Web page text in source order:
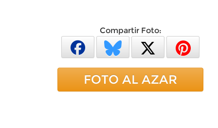
Compartir Foto:
FOTO AL AZAR